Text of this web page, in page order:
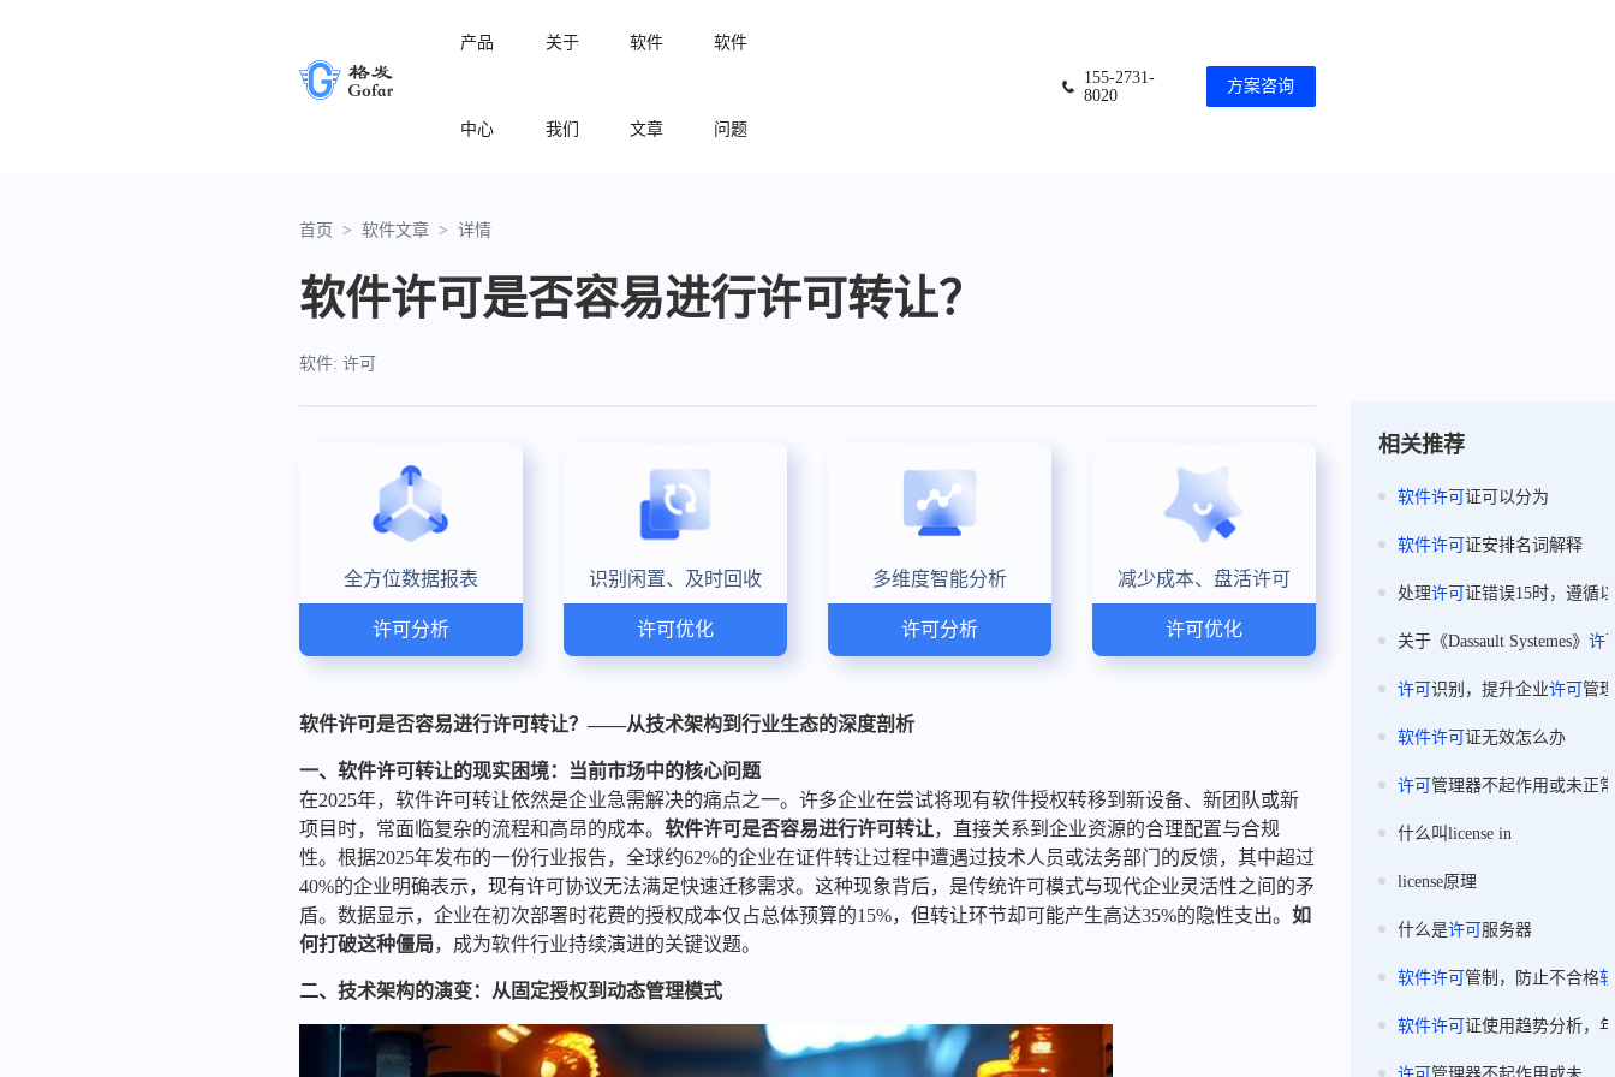
产品
中心
许可分析
实现专业软件许可精细化管理
关于
我们
软件
文章
软件
问题
155-2731-
8020
方案咨询
首页 > 软件文章 > 详情
软件许可是否容易进行许可转让？
软件: 许可
全方位数据报表
许可分析
识别闲置、及时回收
许可优化
多维度智能分析
许可分析
减少成本、盘活许可
许可优化
软件许可是否容易进行许可转让？——从技术架构到行业生态的深度剖析
一、软件许可转让的现实困境：当前市场中的核心问题
在2025年，软件许可转让依然是企业急需解决的痛点之一。许多企业在尝试将现有软件授权转移到新设备、新团队或新
项目时，常面临复杂的流程和高昂的成本。 软件许可是否容易进行许可转让，直接关系到企业资源的合理配置与合规
性。根据2025年发布的一份行业报告，全球约62%的企业在证件转让过程中遭遇过技术人员或法务部门的反馈，其中超过
40%的企业明确表示，现有许可协议无法满足快速迁移需求。这种现象背后，是传统许可模式与现代企业灵活性之间的矛
盾。数据显示，企业在初次部署时花费的授权成本仅占总体预算的15%，但转让环节却可能产生高达35%的隐性支出。 如
何打破这种僵局，成为软件行业持续演进的关键议题。
二、技术架构的演变：从固定授权到动态管理模式
相关推荐
软件许可 证可以分为
软件许可 证安排名词解释
处理许可 证错误15时，遵循
关于《Dassault Systemes》 许
许可 识别，提升企业许可 管
软件许可 证无效怎么办
许可 管理器不起作用或未正
什么叫license in
license原理
什么是许可 服务器
软件许可 管制，防止不合格
软件许可 证使用趋势分析，